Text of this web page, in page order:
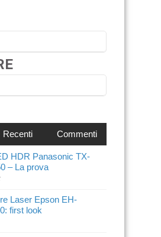
Recenti Commenti
HDR Panasonic TX-
– La prova
Laser Epson EH-
first look